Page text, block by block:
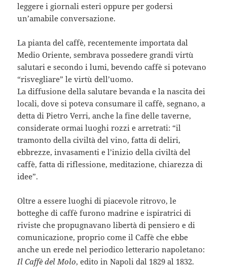
leggere i giornali esteri oppure per godersi
un’amabile conversazione.
La pianta del caffè, recentemente importata dal
Medio Oriente, sembrava possedere grandi virtù
salutari e secondo i lumi, bevendo caffè si potevano
“risvegliare” le virtù dell’uomo.
La diffusione della salutare bevanda e la nascita dei
locali, dove si poteva consumare il caffè, segnano, a
detta di Pietro Verri, anche la fine delle taverne,
considerate ormai luoghi rozzi e arretrati: “il
tramonto della civiltà del vino, fatta di deliri,
ebbrezze, invasamenti e l’inizio della civiltà del
caffè, fatta di riflessione, meditazione, chiarezza di
idee”.
Oltre a essere luoghi di piacevole ritrovo, le
botteghe di caffè furono madrine e ispiratrici di
riviste che propugnavano libertà di pensiero e di
comunicazione, proprio come il Caffè che ebbe
anche un erede nel periodico letterario napoletano:
Il Caffè del Molo, edito in Napoli dal 1829 al 1832.